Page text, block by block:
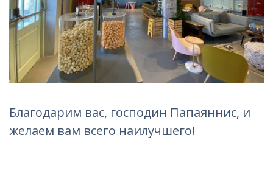
Благодарим вас, господин Папаяннис, и
желаем вам всего наилучшего!